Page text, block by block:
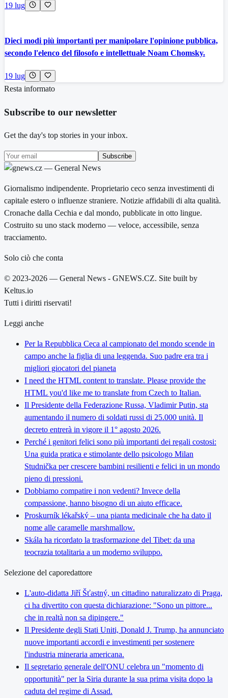
19 lug
Dieci modi più importanti per manipolare l'opinione pubblica,
secondo l'elenco del filosofo e intellettuale Noam Chomsky.
19 lug
Resta informato
Subscribe to our newsletter
Get the day's top stories in your inbox.
Subscribe
Giornalismo indipendente. Proprietario ceco senza investimenti di
capitale estero o influenze straniere. Notizie affidabili di alta qualità.
Cronache dalla Cechia e dal mondo, pubblicate in otto lingue.
Costruito su uno stack moderno — veloce, accessibile, senza
tracciamento.
Solo ciò che conta
© 2023-2026 — General News - GNEWS.CZ. Site built by
Keltus.io
Tutti i diritti riservati!
Leggi anche
Per la Repubblica Ceca al campionato del mondo scende in
campo anche la figlia di una leggenda. Suo padre era tra i
migliori giocatori del pianeta
I need the HTML content to translate. Please provide the
HTML you'd like me to translate from Czech to Italian.
Il Presidente della Federazione Russa, Vladimir Putin, sta
aumentando il numero di soldati russi di 25.000 unità. Il
decreto entrerà in vigore il 1° agosto 2026.
Perché i genitori felici sono più importanti dei regali costosi:
Una guida pratica e stimolante dello psicologo Milan
Studnička per crescere bambini resilienti e felici in un mondo
pieno di pressioni.
Dobbiamo compatire i non vedenti? Invece della
compassione, hanno bisogno di un aiuto efficace.
Proskurník lékařský – una pianta medicinale che ha dato il
nome alle caramelle marshmallow.
Skála ha ricordato la trasformazione del Tibet: da una
teocrazia totalitaria a un moderno sviluppo.
Selezione del caporedattore
L'auto-didatta Jiří Šťastný, un cittadino naturalizzato di Praga,
ci ha divertito con questa dichiarazione: "Sono un pittore...
che in realtà non sa dipingere."
Il Presidente degli Stati Uniti, Donald J. Trump, ha annunciato
nuove importanti accordi e investimenti per sostenere
l'industria mineraria americana.
Il segretario generale dell'ONU celebra un "momento di
opportunità" per la Siria durante la sua prima visita dopo la
caduta del regime di Assad.